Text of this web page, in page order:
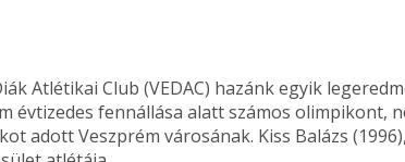
Atlétikai Club (VEDAC) hazánk egyik
évtizedes fennállása alatt számos olimpikont,
adott Veszprém városának. Kiss Balázs